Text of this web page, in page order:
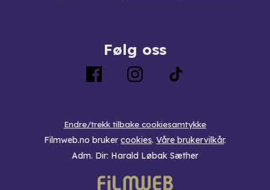
Følg oss
Endre/trekk tilbake cookiesamtykke
Filmweb.no bruker cookies. Våre brukervilkår.
Adm. Dir: Harald Løbak Sæther